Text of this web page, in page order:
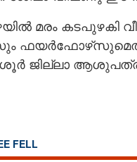
മരം
ജില്ലാ
FELL